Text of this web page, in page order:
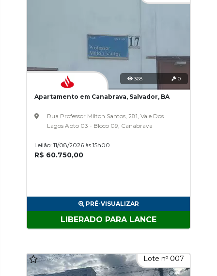
368 0
Apartamento em Canabrava, Salvador, BA
Rua Professor Milton Santos, 281, Vale Dos
Lagos Apto 03 - Bloco 09, Canabrava
Leilão: 11/08/2026 às 15h00
R$ 60.750,00
PRÉ-VISUALIZAR
LIBERADO PARA LANCE
Lote nº 007